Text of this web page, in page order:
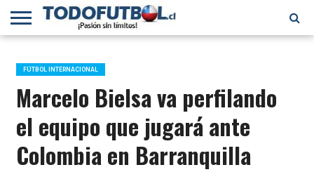
PRIMERA
B
SELECCIÓN
CHILENA
CHILENOS
EN EL
MUNDO
FÚTBOL
INTERNACIONAL
FÚTBOL INTERNACIONAL
Marcelo Bielsa va perfilando
el equipo que jugará ante
Colombia en Barranquilla